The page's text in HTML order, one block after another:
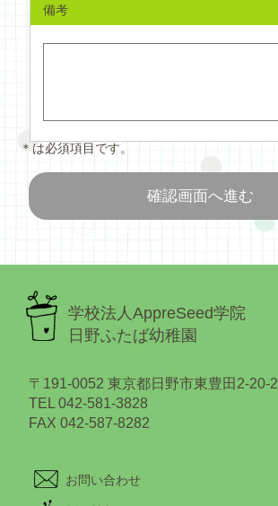
備考
＊は必須項目です。
学校法人AppreSeed学院
日野ふたば幼稚園
〒191-0052 東京都日野市東豊田2-20-2
TEL 042-581-3828
FAX 042-587-8282
お問い合わせ